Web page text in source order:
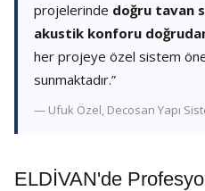
projelerinde doğru tavan
akustik konforu
her projeye özel sistem
sunmaktadır.”
— Ufuk Özel, Decosan Yapı
ELDİVAN'de